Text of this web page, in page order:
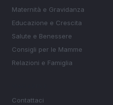
Maternità e Gravidanza
Educazione e Crescita
Salute e Benessere
Consigli per le Mamme
Relazioni e Famiglia
Contattaci